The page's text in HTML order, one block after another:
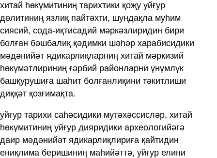
хитай һөкүмитиниң тарихтики қоҗу уйғур
дөлитиниң язлиқ пайтәхти, шундақла муһим
сиясий, сода-иқтисадий мәркәзлиридин бири
болған бәшбалиқ қәдимки шәһәр харабисидики
мәдәнийәт ядикарлиқларниң хитай мәркизий
һөкүмәтлириниң ғәрбий районларни үнүмлүк
башқурушиға шаһит болғанлиқини тәкитлиши
диққәт қозғимақта.
уйғур тарихи саһәсидики мутәхәссисләр, хитай
һөкүмитиниң уйғур дияридики археологийәгә
даир мәдәнийәт ядикарлиқлириға қайтидин
ениқлима беришиниң маһийәттә, уйғур елини